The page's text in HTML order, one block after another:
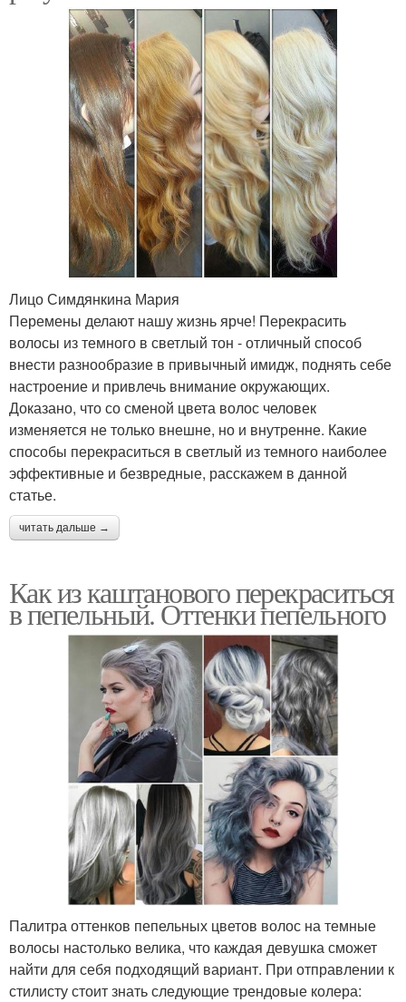
Лицо Симдянкина Мария
Перемены делают нашу жизнь ярче! Перекрасить
волосы из темного в светлый тон - отличный способ
внести разнообразие в привычный имидж, поднять себе
настроение и привлечь внимание окружающих.
Доказано, что со сменой цвета волос человек
изменяется не только внешне, но и внутренне. Какие
способы перекраситься в светлый из темного наиболее
эффективные и безвредные, расскажем в данной
статье.
читать дальше →
Как из каштанового перекраситься
в пепельный. Оттенки пепельного
Палитра оттенков пепельных цветов волос на темные
волосы настолько велика, что каждая девушка сможет
найти для себя подходящий вариант. При отправлении к
стилисту стоит знать следующие трендовые колера: